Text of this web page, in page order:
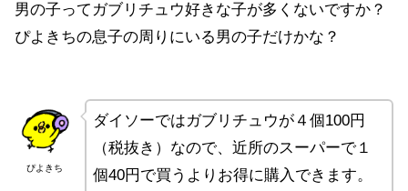
男の子ってガブリチュウ好きな子が多くないですか？
ぴよきちの息子の周りにいる男の子だけかな？
ぴよきち
ダイソーではガブリチュウが４個100円
（税抜き）なので、近所のスーパーで１
個40円で買うよりお得に購入できます。